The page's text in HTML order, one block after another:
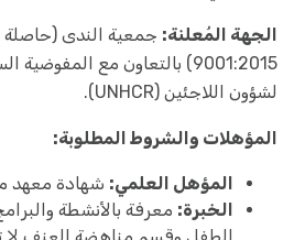
الجهة المُعلنة:
9001:2015) بالتعاون مع
لشؤون اللاجئين (UNHCR).
المؤهلات والشروط المطلوبة:
المؤهل العلمي: شهادة معهد
الخبرة: معرفة بالأنشطة